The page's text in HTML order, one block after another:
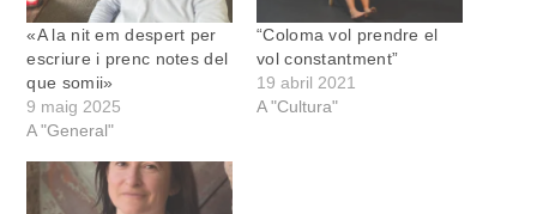
«A la nit em despert per
escriure i prenc notes del
que somii»
9 maig 2025
A "General"
“Coloma vol prendre el
vol constantment”
19 abril 2021
A "Cultura"